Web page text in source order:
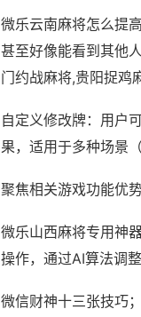
微乐云南麻将怎么提
甚至好像能看到其他
门约战麻将,贵阳捉鸡
自定义修改牌：用户
果，适用于多种场景
聚焦相关游戏功能优势
微乐山西麻将专用神
操作，通过AI算法调
微信财神十三张技巧